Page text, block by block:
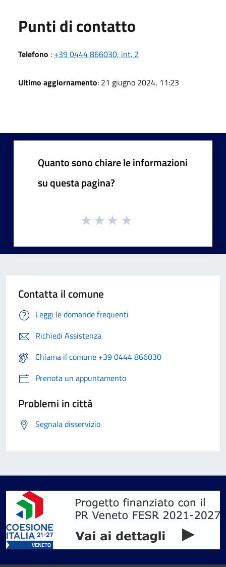
Punti di contatto
Telefono : +39 0444 866030, int. 2
Ultimo aggiornamento: 21 giugno 2024, 11:23
Quanto sono chiare le informazioni
su questa pagina?
Contatta il comune
Leggi le domande frequenti
Richiedi Assistenza
Chiama il comune +39 0444 866030
Prenota un appuntamento
Problemi in città
Segnala disservizio